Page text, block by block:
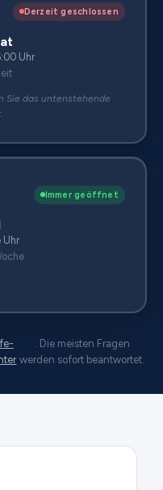
Derzeit geschlossen
Uhr
Sie das untenstehende
Immer geöffnet
Uhr
. Die meisten Fragen
werden sofort beantwortet.